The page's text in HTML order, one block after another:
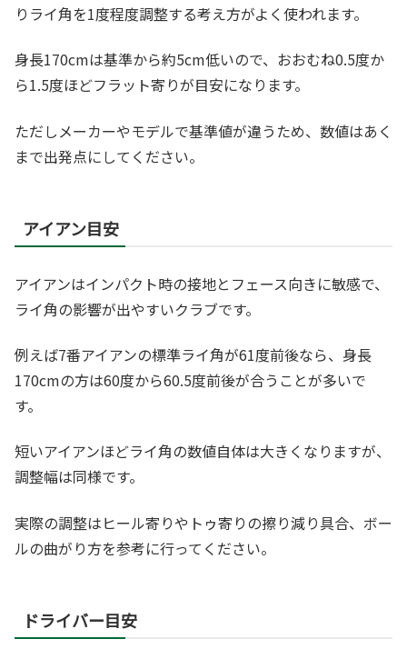
りライ角を1度程度調整する考え方がよく使われます。
身長170cmは基準から約5cm低いので、おおむね0.5度か
ら1.5度ほどフラット寄りが目安になります。
ただしメーカーやモデルで基準値が違うため、数値はあく
まで出発点にしてください。
アイアン目安
アイアンはインパクト時の接地とフェース向きに敏感で、
ライ角の影響が出やすいクラブです。
例えば7番アイアンの標準ライ角が61度前後なら、身長
170cmの方は60度から60.5度前後が合うことが多いで
す。
短いアイアンほどライ角の数値自体は大きくなりますが、
調整幅は同様です。
実際の調整はヒール寄りやトゥ寄りの擦り減り具合、ボー
ルの曲がり方を参考に行ってください。
ドライバー目安